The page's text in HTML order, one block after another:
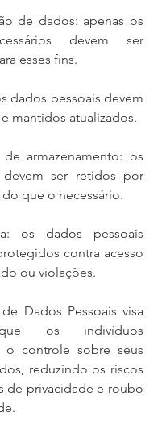
de dados: apenas os
devem ser
esses fins.
dados pessoais devem
mantidos atualizados.
armazenamento: os
ser retidos por
que o necessário.
os dados pessoais
contra acesso
ou violações.
Dados Pessoais visa
os indivíduos
o controle sobre seus
reduzindo os riscos
de privacidade e roubo